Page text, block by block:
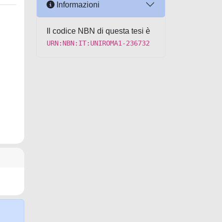
Informazioni
Il codice NBN di questa tesi è
URN:NBN:IT:UNIROMA1-236732